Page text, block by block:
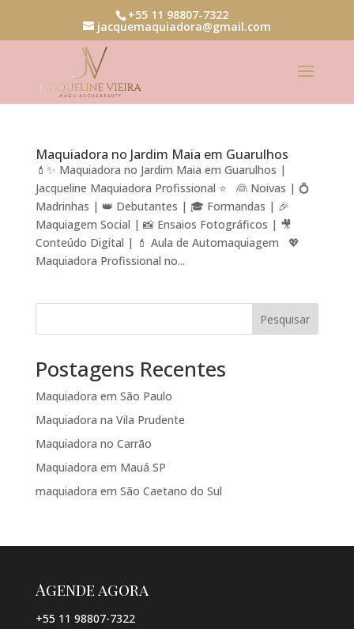
+55 11 98807-7322
jacquemaquiadora@gmail.com
Maquiadora no Jardim Maia em Guarulhos
💄✨ Maquiadora no Jardim Maia em Guarulhos |
Jacqueline Maquiadora Profissional ⭐ 👰 Noivas | 💍
Madrinhas | 👑 Debutantes | 🎓 Formandas | 🎉
Maquiagem Social | 📸 Ensaios Fotográficos | 🎥
Conteúdo Digital | 💄 Aula de Automaquiagem 💖
Maquiadora Profissional no...
Pesquisar
Postagens Recentes
Maquiadora em São Paulo
Maquiadora na Vila Prudente
Maquiadora no Carrão
Maquiadora em Mauá SP
maquiadora em São Caetano do Sul
Agende agora
+55 11 98807-7322